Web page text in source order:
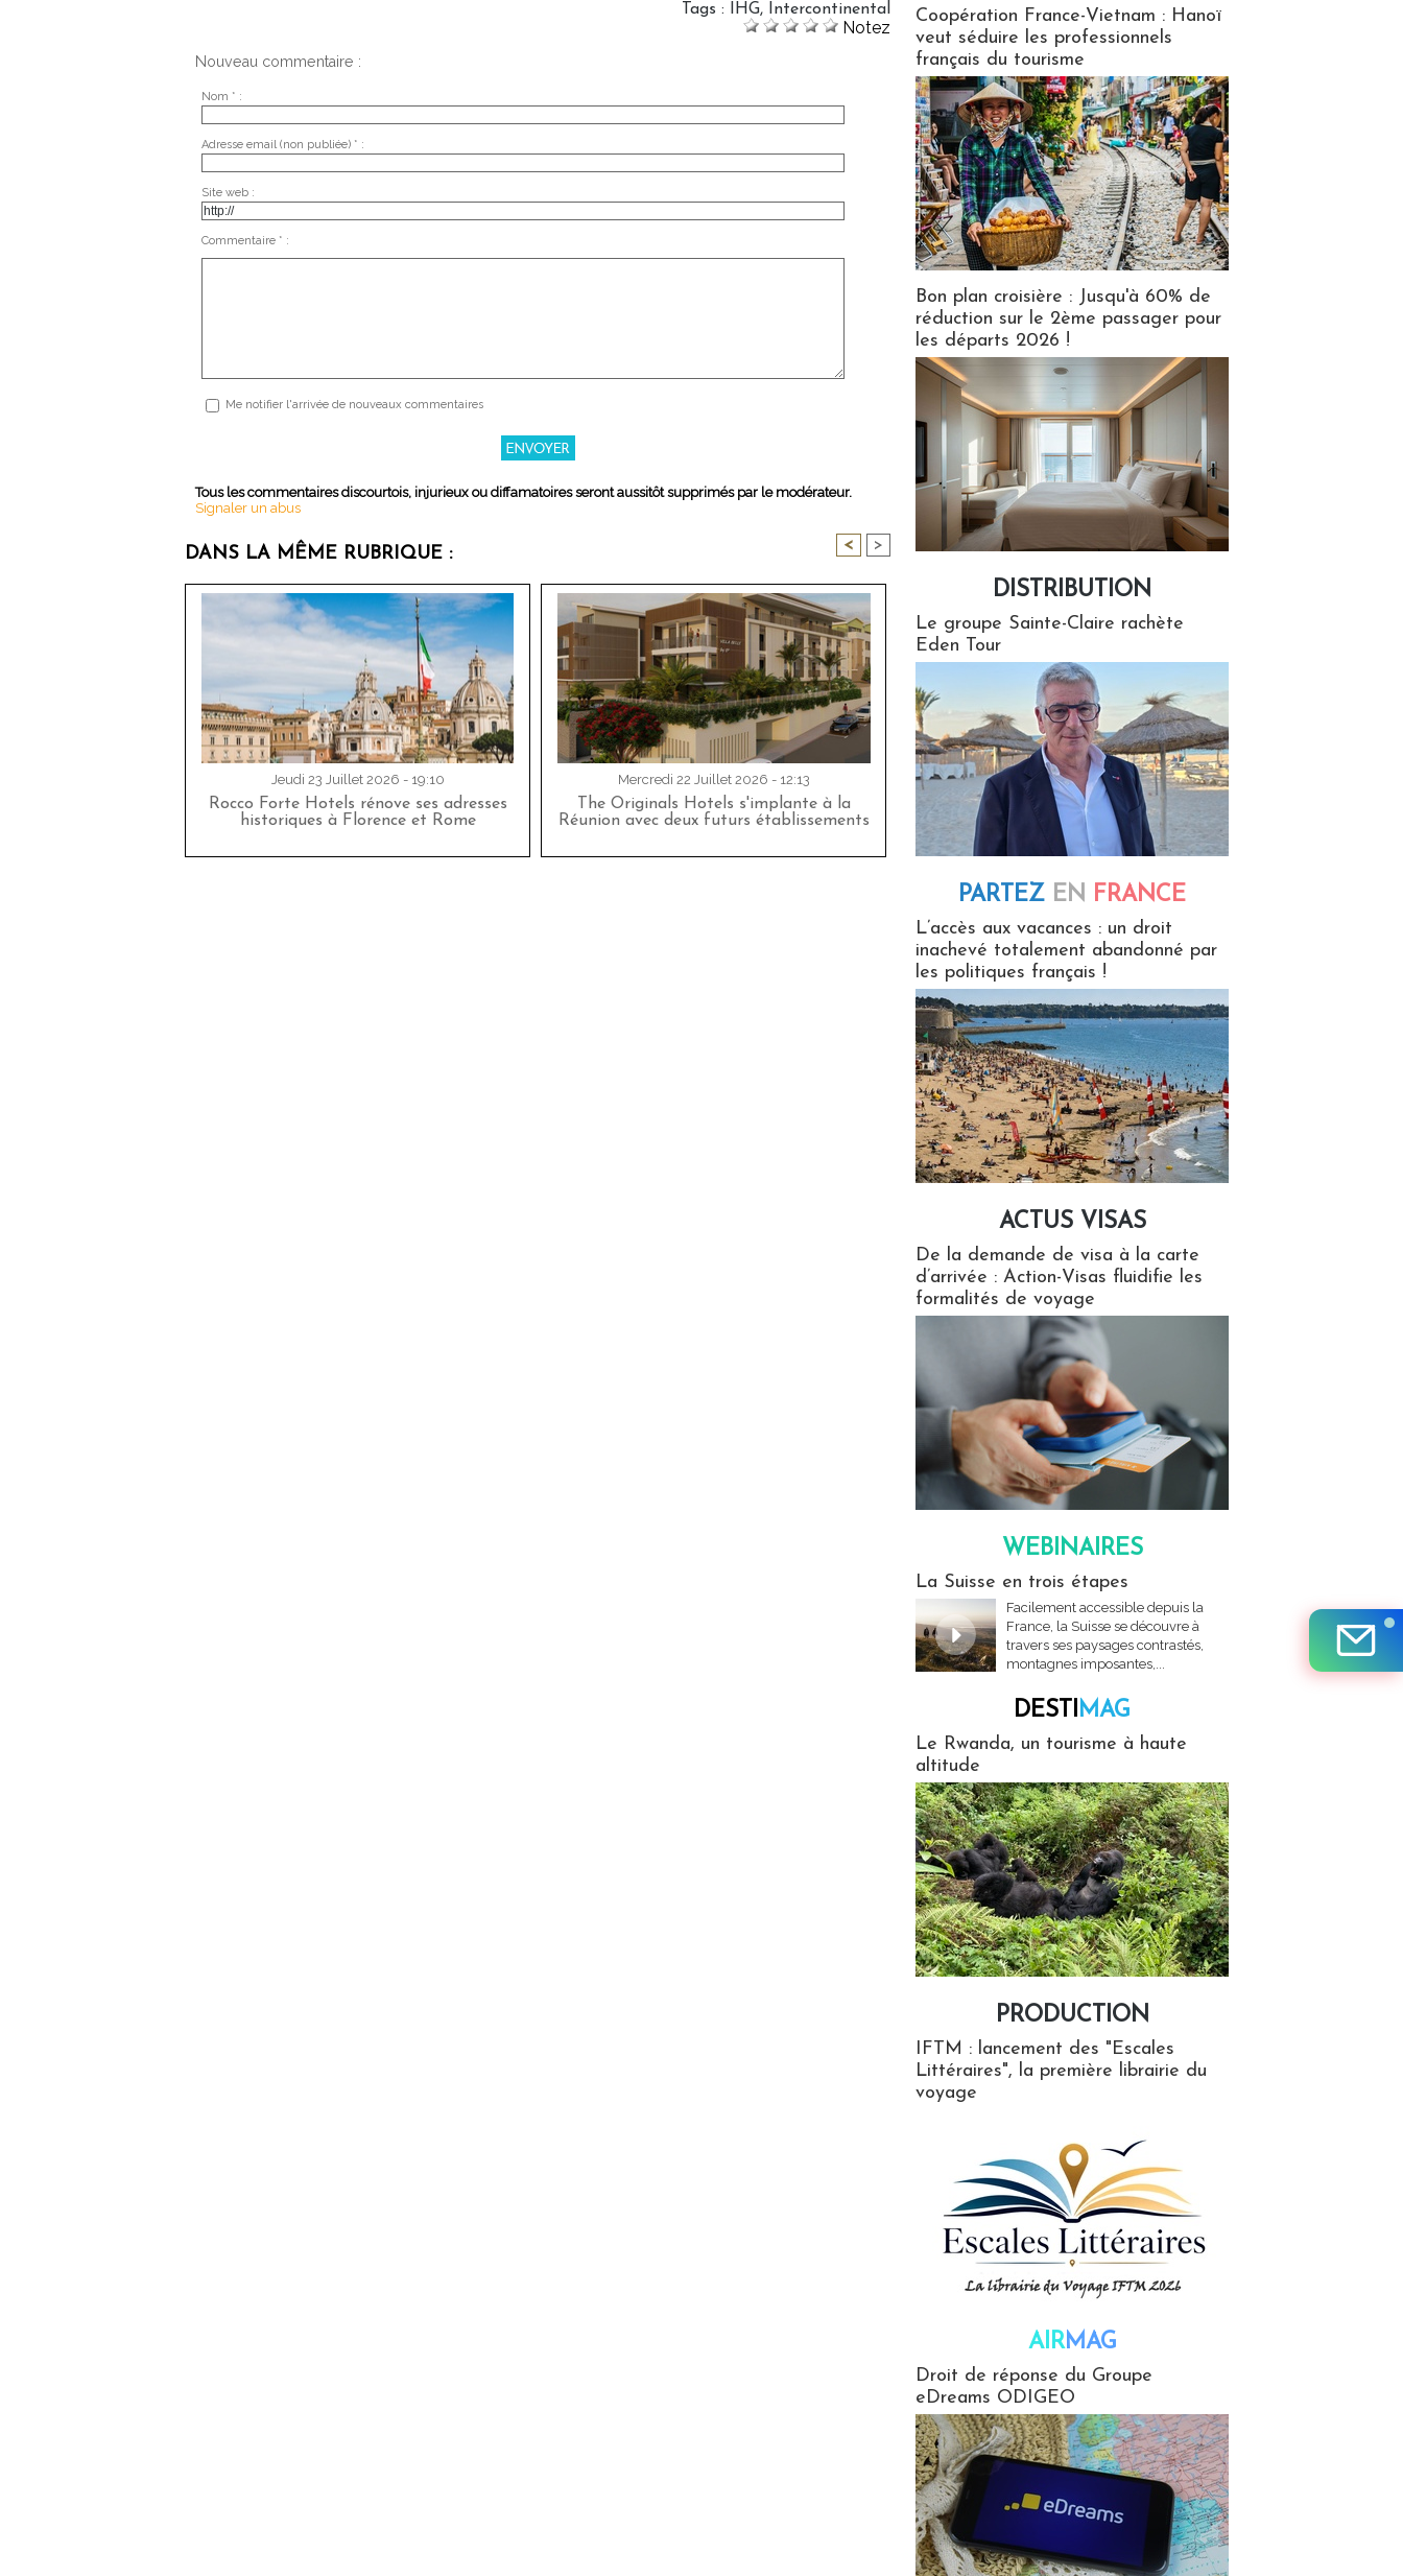
Tags : IHG, Intercontinental
Notez
Nouveau commentaire :
Nom * :
Adresse email (non publiée) * :
Site web :
Commentaire * :
Me notifier l'arrivée de nouveaux commentaires
Tous les commentaires discourtois, injurieux ou diffamatoires seront aussitôt supprimés par le modérateur.
Signaler un abus
DANS LA MÊME RUBRIQUE : < >
Jeudi 23 Juillet 2026 - 19:10
Rocco Forte Hotels rénove ses adresses
historiques à Florence et Rome
Mercredi 22 Juillet 2026 - 12:13
The Originals Hotels s'implante à la
Réunion avec deux futurs établissements
Coopération France-Vietnam : Hanoï
veut séduire les professionnels
français du tourisme
Bon plan croisière : Jusqu'à 60% de
réduction sur le 2ème passager pour
les départs 2026 !
DISTRIBUTION
Le groupe Sainte-Claire rachète
Eden Tour
PARTEZ EN FRANCE
L’accès aux vacances : un droit
inachevé totalement abandonné par
les politiques français !
ACTUS VISAS
De la demande de visa à la carte
d’arrivée : Action-Visas fluidifie les
formalités de voyage
WEBINAIRES
La Suisse en trois étapes
Facilement accessible depuis la
France, la Suisse se découvre à
travers ses paysages contrastés,
montagnes imposantes,...
DESTIMAG
Le Rwanda, un tourisme à haute
altitude
PRODUCTION
IFTM : lancement des "Escales
Littéraires", la première librairie du
voyage
AIRMAG
Droit de réponse du Groupe
eDreams ODIGEO